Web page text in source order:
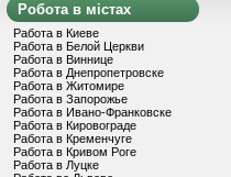
Робота в містах
Работа в Киеве
Работа в Белой Церкви
Работа в Виннице
Работа в Днепропетровске
Работа в Житомире
Работа в Запорожье
Работа в Ивано-Франковске
Работа в Кировограде
Работа в Кременчуге
Работа в Кривом Роге
Работа в Луцке